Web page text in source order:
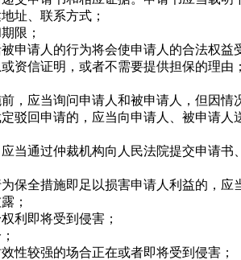
址、联系方式；
限；
请人的行为将会使申请人的合法权益
信证明，或者不需要提供担保的理由；
应当询问申请人和被申请人，但因情
回申请的，应当向申请人、被申请人
通过仲裁机构向人民法院提交申请书
全措施即足以损害申请人利益的，应
；
利即将受到侵害；
较强的场合正在或者即将受到侵害；